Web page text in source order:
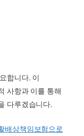
합니다. 이
사항과 이를 통해
다루겠습니다.
배상책임보험으로